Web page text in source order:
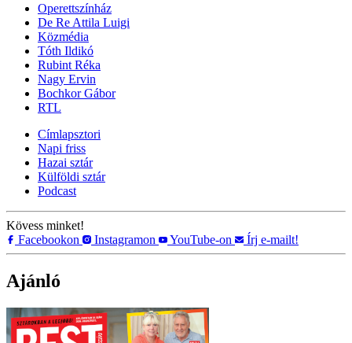
Operettszínház
De Re Attila Luigi
Közmédia
Tóth Ildikó
Rubint Réka
Nagy Ervin
Bochkor Gábor
RTL
Címlapsztori
Napi friss
Hazai sztár
Külföldi sztár
Podcast
Kövess minket!
Facebookon
Instagramon YouTube-on Írj e-mailt!
Ajánló